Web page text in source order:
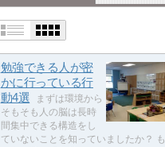
勉強できる人が密
かに行っている行
動4選
まずは環境から
そもそも人の脳は長時
間集中できる構造をし
ていないことを知っていましたか？ も